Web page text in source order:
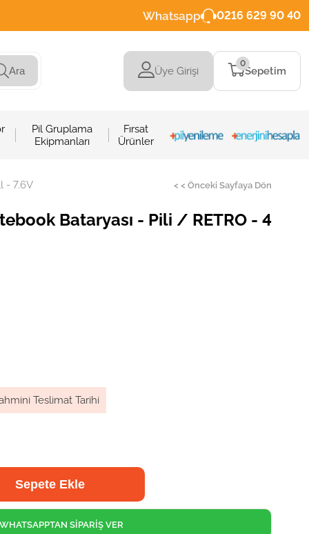
Whatsapp 0216 629 90 40
Ara Üye Girişi Sepetim
0
Pil Gruplama
Ekipmanları
Fırsat
Ürünler
- 7.6V < < Önceki Sayfaya Dön
Bataryası - Pili / RETRO - 4
Teslimat Tarihi
SİPARİŞ VER